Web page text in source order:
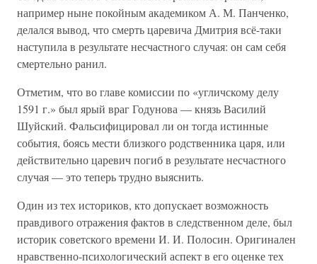
например ныне покойным академиком А. М. Панченко,
делался вывод, что смерть царевича Дмитрия всё-таки
наступила в результате несчастного случая: он сам себя
смертельно ранил.
Отметим, что во главе комиссии по «угличскому делу
1591 г.» был ярый враг Годунова — князь Василий
Шуйский. Фальсифицировал ли он тогда истинные
события, боясь мести близкого родственника царя, или
действительно царевич погиб в результате несчастного
случая — это теперь трудно выяснить.
Один из тех историков, кто допускает возможность
правдивого отражения фактов в следственном деле, был
историк советского времени И. И. Полосин. Оригинален
нравственно-психологический аспект в его оценке тех